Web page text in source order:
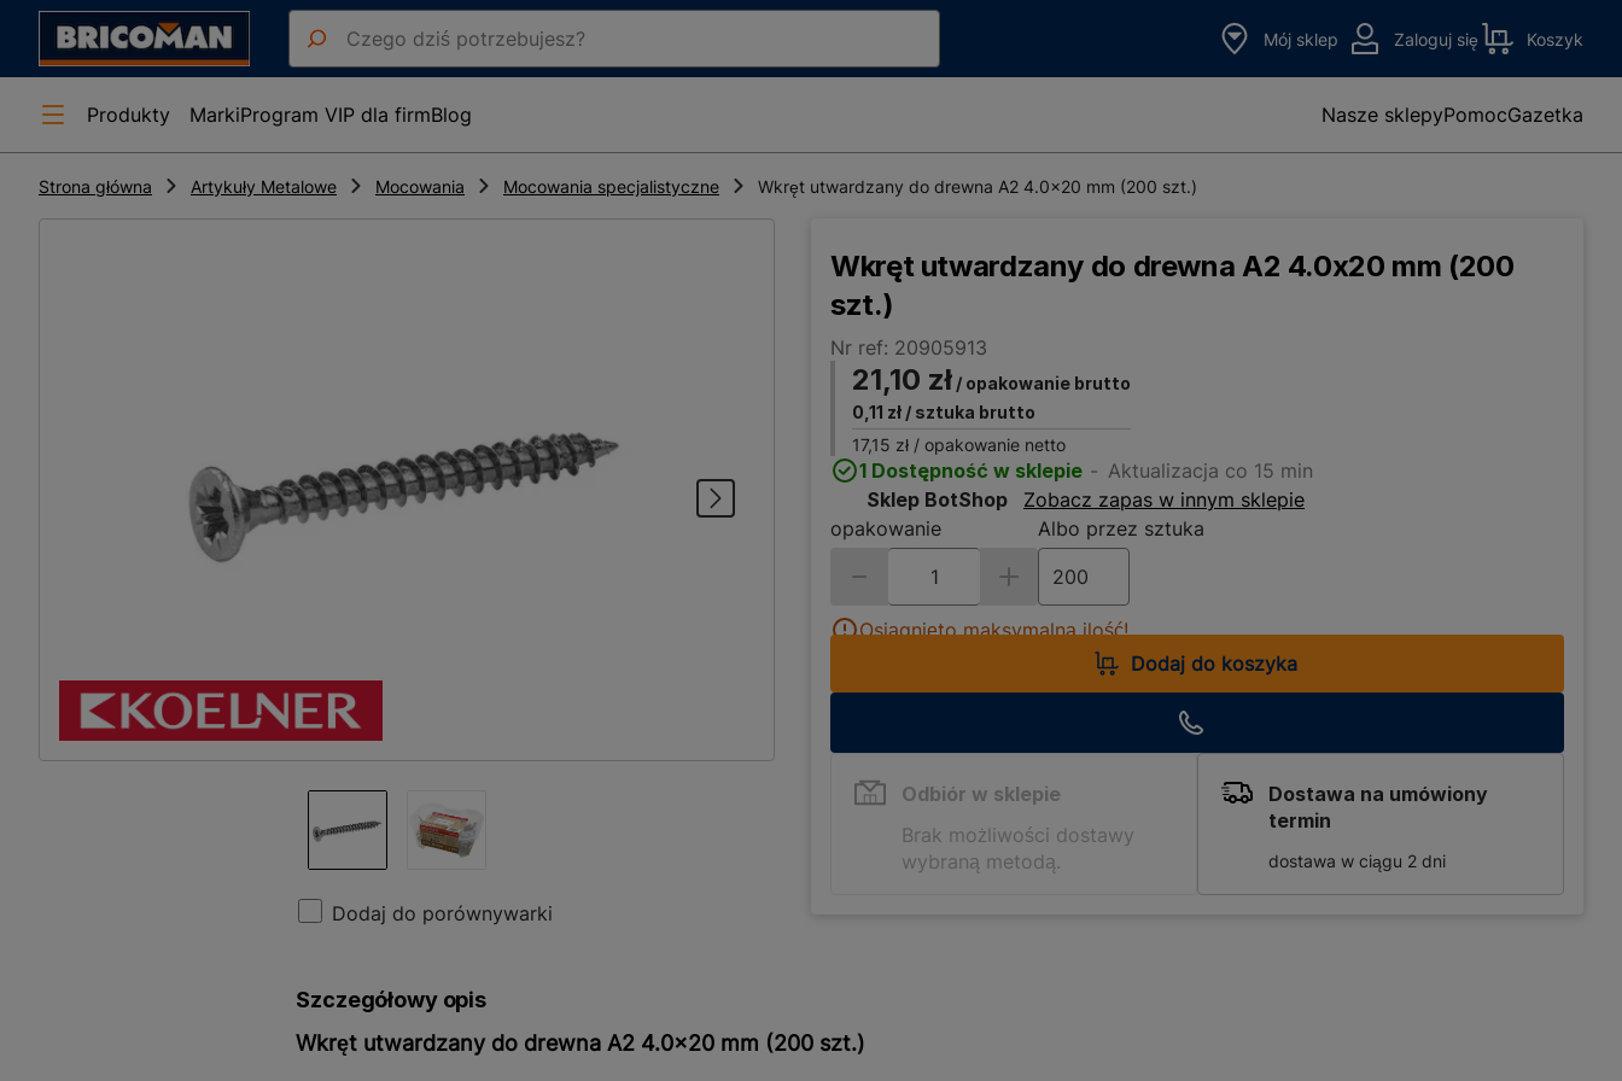
Mój sklep Zaloguj się Koszyk
Produkty MarkiProgram VIP dla firmBlog Nasze sklepyPomocGazetka
Strona główna Artykuły Metalowe Mocowania Mocowania specjalistyczne Wkręt utwardzany do drewna A2 4.0x20 mm (200 szt.)
Dodaj do porównywarki
Wkręt utwardzany do drewna A2 4.0x20 mm (200
szt.)
Nr ref: 20905913
21,10 zł / opakowanie brutto
0,11 zł / sztuka brutto
17,15 zł / opakowanie netto
1 Dostępność w sklepie
Aktualizacja co 15 min
Sklep BotShop
Zobacz zapas w innym sklepie
opakowanie
Albo przez sztuka
Osiągnięto maksymalną ilość!
Dodaj do koszyka
Odbiór w sklepie
Brak możliwości dostawy
wybraną metodą.
Dostawa na umówiony
termin
dostawa w ciągu 2 dni
Szczegółowy opis
Wkręt utwardzany do drewna A2 4.0x20 mm (200 szt.)